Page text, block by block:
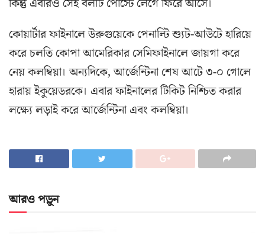
কোয়ার্টার ফাইনালে উরুগুয়েকে পেনাল্টি শ্যুট-আউটে হারিয়ে
করে চলতি কোপা আমেরিকার সেমিফাইনালে জায়গা করে
নেয় কলম্বিয়া। অন্যদিকে, আর্জেন্টিনা শেষ আটে ৩-০ গোলে
হারায় ইকুয়েডরকে। এবার ফাইনালের টিকিট নিশ্চিত করার
লক্ষ্যে লড়াই করে আর্জেন্টিনা এবং কলম্বিয়া।
আরও পড়ুন